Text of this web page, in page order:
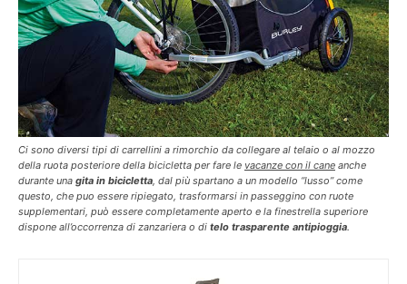
Ci sono diversi tipi di carrellini a rimorchio da collegare al telaio o al mozzo
della ruota posteriore della bicicletta per fare le vacanze con il cane anche
durante una gita in bicicletta, dal più spartano a un modello “lusso” come
questo, che puo essere ripiegato, trasformarsi in passeggino con ruote
supplementari, può essere completamente aperto e la finestrella superiore
dispone all’occorrenza di zanzariera o di telo trasparente antipioggia.